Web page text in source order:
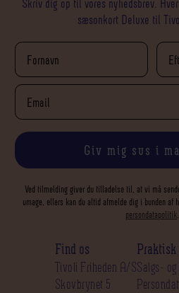
Find os
Tivoli Friheden A/S
Skovbrynet 5
Salgs-
sæsonkort Deluxe til
Giv mig sus i
Ved tilmelding giver du tilladelse til, at vi må
umage, ellers kan du altid afmelde dig i bunden
persondatapolitik.